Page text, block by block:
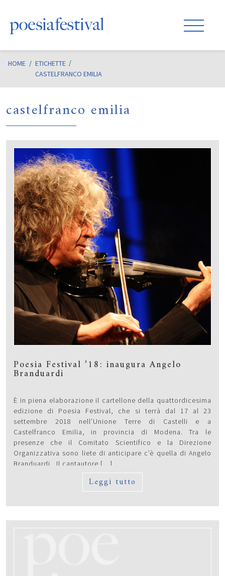
HOME / ETICHETTE
CASTELFRANCO EMILIA
castelfranco emilia
Poesia Festival ’18: inaugura Angelo
Branduardi
È in piena elaborazione il cartellone della quattordicesima
edizione di Poesia Festival, che si terrà dal 17 al 23
settembre 2018 nell’Unione Terre di Castelli e a
Castelfranco Emilia, in provincia di Modena. Tra le
presenze che il Comitato Scientifico e la Direzione
Organizzativa sono liete di anticipare c’è quella di Angelo
Branduardi. Il cantautore […]
Leggi tutto